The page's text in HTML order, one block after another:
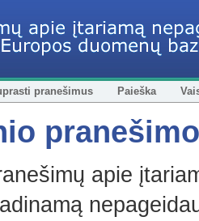
pranešimus Paieška
apie